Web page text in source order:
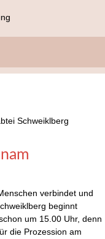
Schweiklberg
verbindet und
beginnt
um 15.00 Uhr, denn
die Prozession am